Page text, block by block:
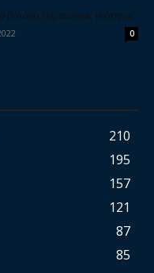
της αιώνιας νεότητας
0
210
195
157
121
87
85